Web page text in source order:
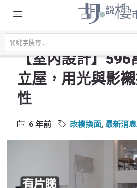
主頁
改樓換面
【室內設計】596萬裝修獨立屋，用光與影襯
【室內設計】596
立屋，用光與影
性
6 年前 改樓換面, 最新消息